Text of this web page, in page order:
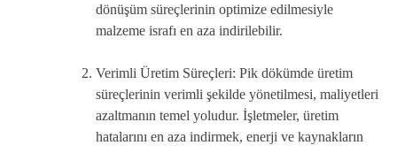
dönüşüm süreçlerinin optimize edilmesiyle
malzeme israfı en aza indirilebilir.
Verimli Üretim Süreçleri: Pik dökümde üretim
süreçlerinin verimli şekilde yönetilmesi, maliyetleri
azaltmanın temel yoludur. İşletmeler, üretim
hatalarını en aza indirmek, enerji ve kaynakların